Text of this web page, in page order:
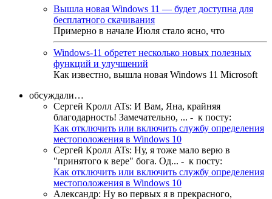
Вышла новая Windows 11 — будет доступна для
бесплатного скачивания
Примерно в начале Июля стало ясно, что
Windows-11 обретет несколько новых полезных
функций и улучшений
Как известно, вышла новая Windows 11 Microsoft
обсуждали…
Сергей Кролл ATs: И Вам, Яна, крайняя
благодарность! Замечательно, ... - к посту:
Как отключить или включить службу определения
местоположения в Windows 10
Сергей Кролл ATs: Ну, я тоже мало верю в
"принятого к вере" бога. Од... - к посту:
Как отключить или включить службу определения
местоположения в Windows 10
Александр: Ну во первых я в прекрасного,